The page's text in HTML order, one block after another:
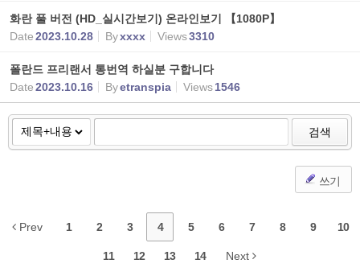
화란 풀 버전 (HD_실시간보기) 온라인보기 【1080P】
Date2023.10.28 Byxxxx Views3310
폴란드 프리랜서 통번역 하실분 구합니다
Date2023.10.16 Byetranspia Views1546
검색
쓰기
Prev 1 2 3 4 5 6 7 8 9 10
11 12 13 14 Next